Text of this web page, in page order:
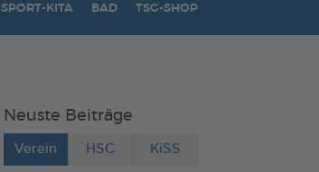
SPORT-KITA BAD TSG-SHOP
Neuste Beiträge
Verein HSC KiSS